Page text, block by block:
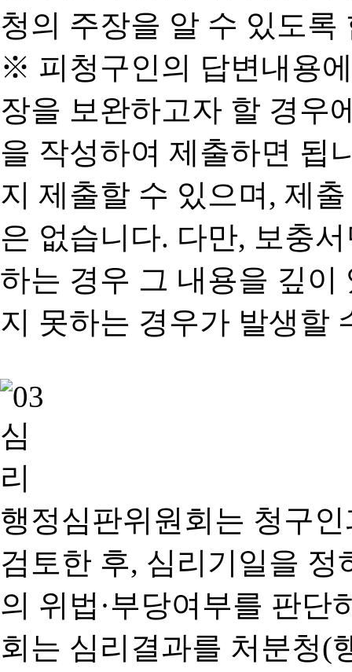
청의 주장을 알 수 있도록
※ 피청구인의 답변내용
장을 보완하고자 할 경우
을 작성하여 제출하면 됩
지 제출할 수 있으며, 제
은 없습니다. 다만, 보충
하는 경우 그 내용을 깊이
지 못하는 경우가 발생할
행정심판위원회는 청구
검토한 후, 심리기일을 정
의 위법·부당여부를 판단
회는 심리결과를 처분청(